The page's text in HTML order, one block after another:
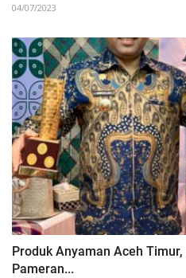
04/07/2023
Produk Anyaman Aceh
Pameran...